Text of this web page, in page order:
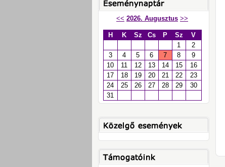
<< 2026. Augusztus >>
H K Sz Cs P Sz
V
1
2
3
4 5 6 7 8
9
10
11 12 13 14 15
16
17
18 19 20 21 22
23
24
25 26 27 28 29
30
31